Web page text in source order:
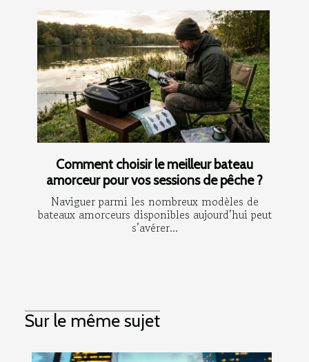
Comment choisir le meilleur bateau
amorceur pour vos sessions de pêche ?
Naviguer parmi les nombreux modèles de
bateaux amorceurs disponibles aujourd’hui peut
s’avérer...
Sur le même sujet